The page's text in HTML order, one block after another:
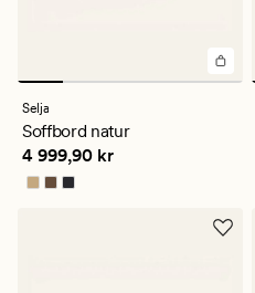
Selja
Soffbord natur
Pris 4 999,90 kr
4 999,90 kr